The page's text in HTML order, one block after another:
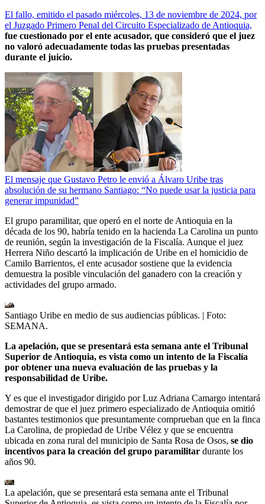
El fallo, emitido el pasado miércoles, 13 de noviembre de 2024, por
el Juzgado Primero Penal del Circuito Especializado de Antioquia,
fue cuestionado por el ente acusador, que consideró que el juez
no valoró adecuadamente todas las pruebas presentadas
durante el juicio.
El mensaje que Gustavo Petro le envió a Álvaro Uribe tras
absolución de su hermano Santiago: “No puede usar la justicia para
generar impunidad”
El grupo paramilitar, que operó en el norte de Antioquia en la
década de los 90, habría tenido en la hacienda La Carolina un punto
de reunión, según la investigación de la Fiscalía. Aunque el juez
Herrera Niño descartó la implicación de Uribe en el homicidio de
Camilo Barrientos, el ente acusador sostiene que la evidencia
demuestra la posible vinculación del ganadero con la creación y
actividades del grupo armado.
Santiago Uribe en medio de sus audiencias públicas. | Foto:
SEMANA.
La apelación, que se presentará esta semana ante el Tribunal
Superior de Antioquia, es vista como un intento de la Fiscalía
por obtener una nueva evaluación de las pruebas y la
responsabilidad de Uribe.
Y es que el investigador dirigido por Luz Adriana Camargo intentará
demostrar de que el juez primero especializado de Antioquia omitió
bastantes testimonios que presuntamente comprueban que en la finca
La Carolina, de propiedad de Uribe Vélez y que se encuentra
ubicada en zona rural del municipio de Santa Rosa de Osos, se dio
incentivos para la creación del grupo paramilitar durante los
años 90.
La apelación, que se presentará esta semana ante el Tribunal